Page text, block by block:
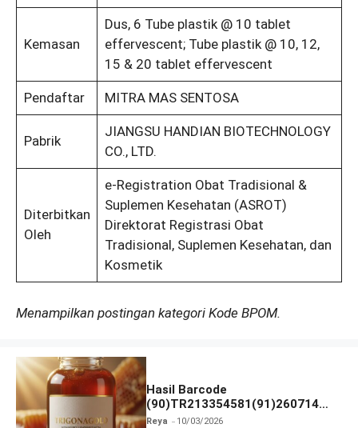
Kemasan
Dus, 6 Tube plastik @ 10 tablet
effervescent; Tube plastik @ 10, 12,
15 & 20 tablet effervescent
Pendaftar MITRA MAS SENTOSA
Pabrik
JIANGSU HANDIAN BIOTECHNOLOGY
CO., LTD.
Diterbitkan
Oleh
e-Registration Obat Tradisional &
Suplemen Kesehatan (ASROT)
Direktorat Registrasi Obat
Tradisional, Suplemen Kesehatan, dan
Kosmetik
Menampilkan postingan kategori Kode BPOM.
Hasil Barcode
(90)TR213354581(91)260714
dan Izin BPOM
Reya 10/03/2026